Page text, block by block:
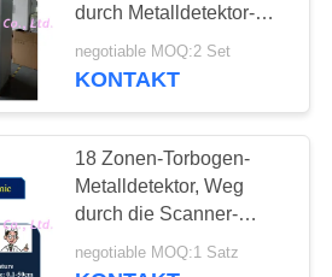
durch Metalldetektor-
Türrahmen 24 33 Zonen
7 Zoll-LCD-Bildschirm
negotiable MOQ:2 Set
KONTAKT
18 Zonen-Torbogen-
Metalldetektor, Weg
durch die Scanner-
Temperatur, die 50/60Hz
prüft
negotiable MOQ:1 Satz